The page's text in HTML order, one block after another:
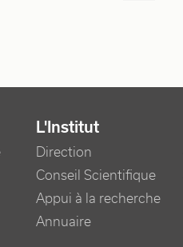
L'Institut
Direction
Conseil Scientifique
Appui à la recherche
Annuaire